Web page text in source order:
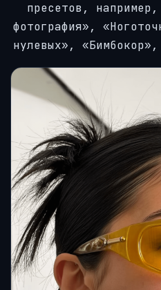
пресетов,
фотография»,
нулевых»,